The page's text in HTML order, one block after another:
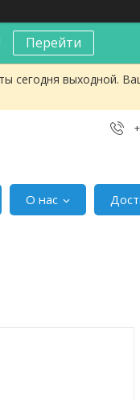
Перейти
сегодня выходной.
О нас